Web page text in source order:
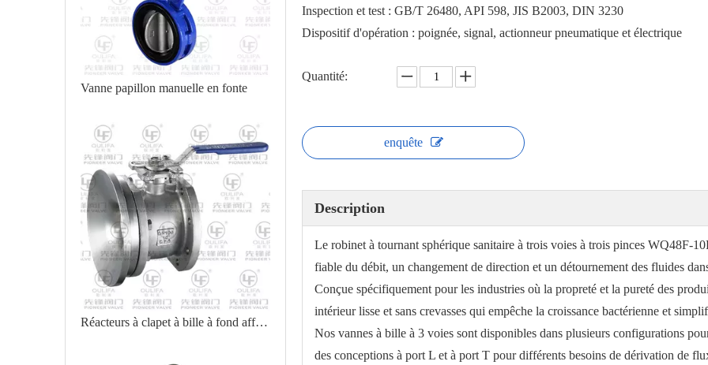
Vanne papillon manuelle en fonte
Réacteurs à clapet à bille à fond affleurant montés sur réservoir
Inspection et test : GB/T 26480, API 598, JIS B2003, DIN 3230
Dispositif d'opération : poignée, signal, actionneur pneumatique et électrique
Quantité:
enquête
Description
Le robinet à tournant sphérique sanitaire à trois voies à trois pinces WQ48F-
fiable du débit, un changement de direction et un détournement des fluides
Conçue spécifiquement pour les industries où la propreté et la pureté des
intérieur lisse et sans crevasses qui empêche la croissance bactérienne et
Nos vannes à bille à 3 voies sont disponibles dans plusieurs configurations
des conceptions à port L et à port T pour différents besoins de dérivation de